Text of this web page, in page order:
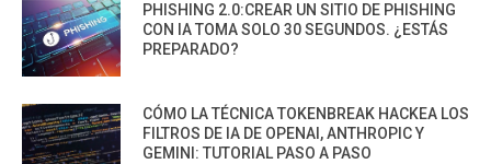
PHISHING 2.0:CREAR UN SITIO DE PHISHING
CON IA TOMA SOLO 30 SEGUNDOS. ¿ESTÁS
PREPARADO?
CÓMO LA TÉCNICA TOKENBREAK HACKEA LOS
FILTROS DE IA DE OPENAI, ANTHROPIC Y
GEMINI: TUTORIAL PASO A PASO